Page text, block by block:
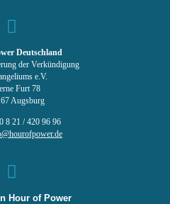
Deutschland
der Verkündigung
e.V.
Furt 78
Augsburg
8 21 / 420 96 96
Hour of Power